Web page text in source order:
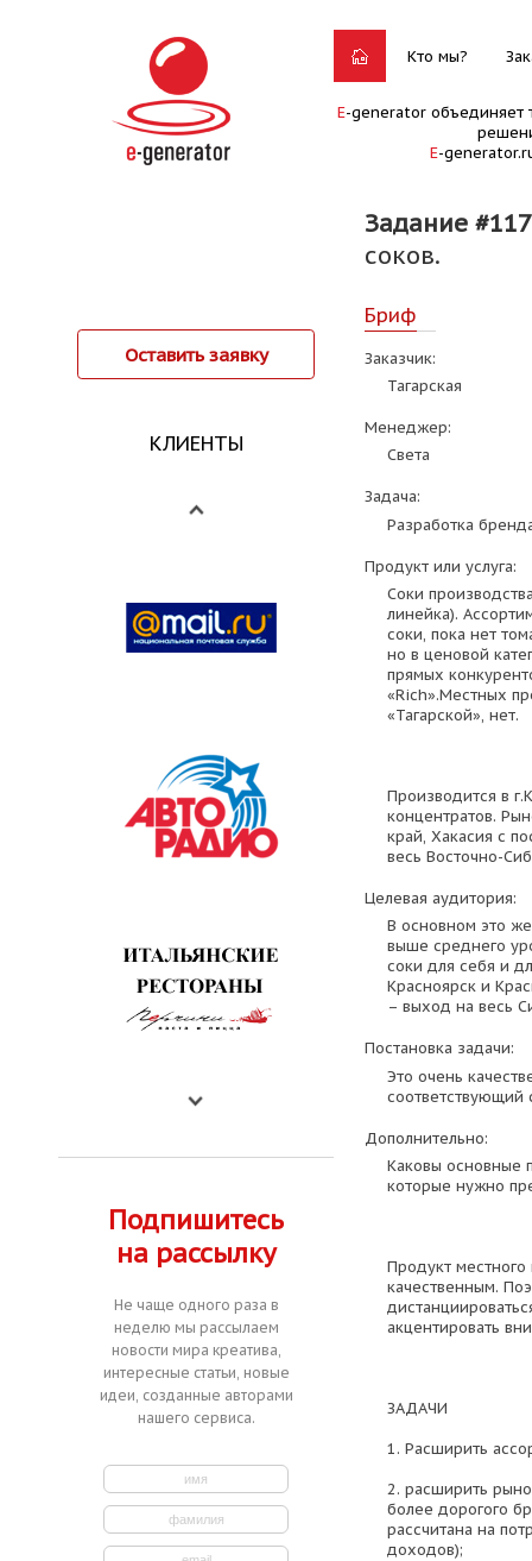
Кто мы?
E-generator объединяет
E-
Задание #117
соков.
Оставить заявку
КЛИЕНТЫ
Подпишитесь
на рассылку
Не чаще одного раза в
неделю мы рассылаем
новости мира креатива,
интересные статьи, новые
идеи, созданные авторами
нашего сервиса.
Бриф
Заказчик:
Тагарская
Менеджер:
Света
Задача:
Разработка
Продукт или услуга:
Соки
линейка).
соки, пока нет
но в ценовой
прямых
«Rich».Местных
«Тагарской», нет.
Производится в
концентратов.
край, Хакасия с
весь Восточно-
Целевая аудитория:
В основном это
выше среднего
соки для себя и
Красноярск и
– выход на весь
Постановка задачи:
Это очень
соответствующий
Дополнительно:
Каковы основные
которые нужно
Продукт
качественным.
акцентировать
ЗАДАЧИ
1. Расширить
2. расширить
более дорогого
рассчитана на
доходов);